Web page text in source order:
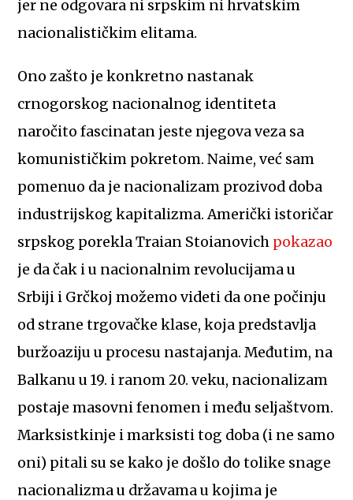
jer ne odgovara ni srpskim ni hrvatskim
nacionalističkim elitama.
Ono zašto je konkretno nastanak
crnogorskog nacionalnog identiteta
naročito fascinatan jeste njegova veza sa
komunističkim pokretom. Naime, već sam
pomenuo da je nacionalizam prozivod doba
industrijskog kapitalizma. Američki istoričar
srpskog porekla Traian Stoianovich pokazao
je da čak i u nacionalnim revolucijama u
Srbiji i Grčkoj možemo videti da one počinju
od strane trgovačke klase, koja predstavlja
buržoaziju u procesu nastajanja. Međutim, na
Balkanu u 19. i ranom 20. veku, nacionalizam
postaje masovni fenomen i među seljaštvom.
Marksistkinje i marksisti tog doba (i ne samo
oni) pitali su se kako je došlo do tolike snage
nacionalizma u državama u kojima je